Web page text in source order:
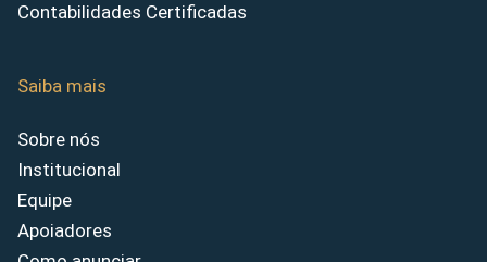
Contabilidades Certificadas
Saiba mais
Sobre nós
Institucional
Equipe
Apoiadores